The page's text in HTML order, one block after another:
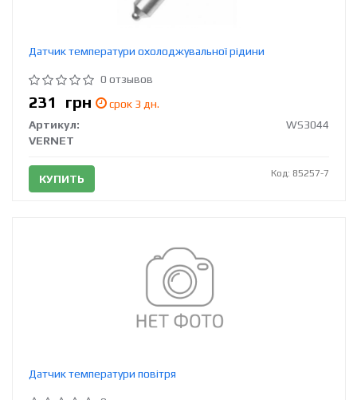
Датчик температури охолоджувальної рідини
0 отзывов
231 грн
срок 3 дн.
Артикул:
WS3044
VERNET
КУПИТЬ Код: 85257-7
Датчик температури повітря